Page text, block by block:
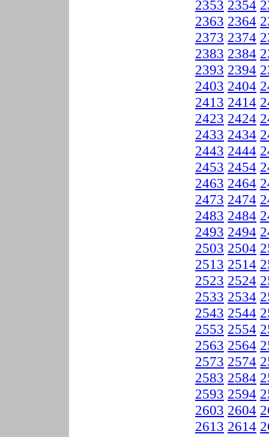
2353 2354
2363 2364
2373 2374
2383 2384
2393 2394
2403 2404
2413 2414
2423 2424
2433 2434
2443 2444
2453 2454
2463 2464
2473 2474
2483 2484
2493 2494
2503 2504
2513 2514
2523 2524
2533 2534
2543 2544
2553 2554
2563 2564
2573 2574
2583 2584
2593 2594
2603 2604
2613 2614